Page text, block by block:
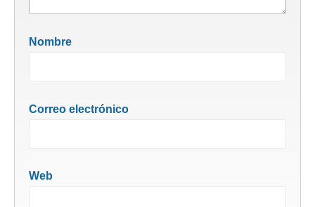
Nombre
Correo electrónico
Web